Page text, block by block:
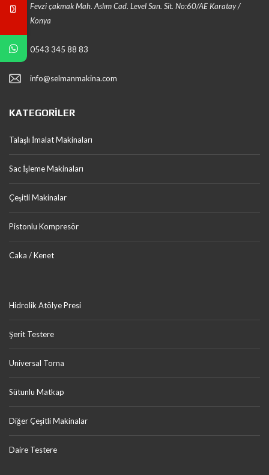
Fevzi çakmak Mah. Aslım Cad. Level San. Sit. No:60/AE Karatay /
Konya
0543 345 88 83
info@selmanmakina.com
KATEGORILER
Talaşlı İmalat Makinaları
Sac İşleme Makinaları
Çeşitli Makinalar
Pistonlu Kompresör
Caka / Kenet
Hidrolik Atölye Presi
Şerit Testere
Universal Torna
Sütunlu Matkap
Diğer Çeşitli Makinalar
Daire Testere